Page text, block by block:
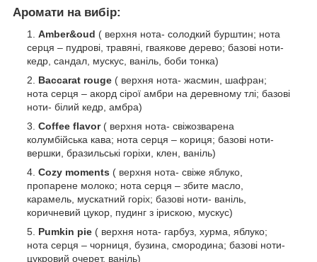
Аромати на вибір:
Amber&oud ( верхня нота- солодкий бурштин; нота
серця – пудрові, травяні, гваякове дерево; базові ноти-
кедр, сандал, мускус, ваніль, боби тонка)
Baccarat rouge ( верхня нота- жасмин, шафран;
нота серця – акорд сірої амбри на деревному тлі; базові
ноти- білий кедр, амбра)
Coffee flavor ( верхня нота- свіжозварена
колумбійська кава; нота серця – кориця; базові ноти-
вершки, бразильські горіхи, клен, ваніль)
Cozy moments ( верхня нота- свіже яблуко,
пропарене молоко; нота серця – збите масло,
карамель, мускатний горіх; базові ноти- ваніль,
коричневий цукор, пудинг з ірискою, мускус)
Pumkin pie ( верхня нота- гарбуз, хурма, яблуко;
нота серця – чорниця, бузина, смородина; базові ноти-
цукровий очерет, ваніль)